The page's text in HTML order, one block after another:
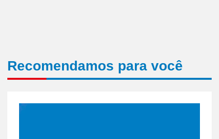
Recomendamos para você